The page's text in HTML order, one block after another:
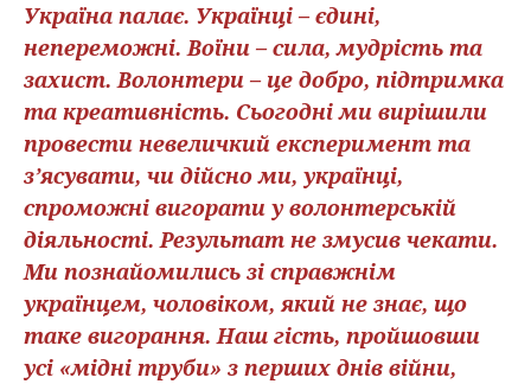
Україна палає. Українці – єдині,
непереможні. Воїни – сила, мудрість та
захист. Волонтери – це добро, підтримка
та креативність. Сьогодні ми вирішили
провести невеличкий експеримент та
з’ясувати, чи дійсно ми, українці,
спроможні вигорати у волонтерській
діяльності. Результат не змусив чекати.
Ми познайомились зі справжнім
українцем, чоловіком, який не знає, що
таке вигорання. Наш гість, пройшовши
усі «мідні труби» з перших днів війни,